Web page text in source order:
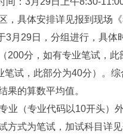
，具体安排详见报到现场《
29日，分组进行，具体
200分，如有专业笔试，
笔试，此部分为40分）。
果的算数平均值。
（专业代码以10开头）外
方式为笔试，加试科目详